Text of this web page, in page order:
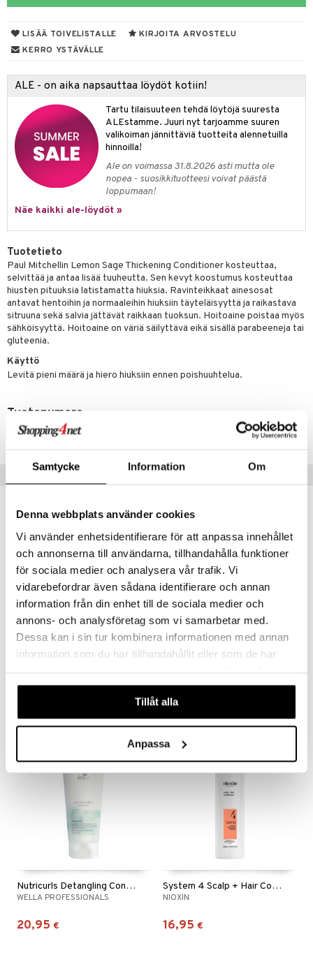
Samtycke Information Om
Denna webbplats använder cookies
Vi använder enhetsidentifierare för att anpassa innehållet
och annonserna till användarna, tillhandahålla funktioner
för sociala medier och analysera vår trafik. Vi
vidarebefordrar även sådana identifierare och annan
information från din enhet till de sociala medier och
annons- och analysföretag som vi samarbetar med.
Dessa kan i sin tur kombinera informationen med annan
information som du har tillhandahållit eller som de har
våra cookies vid fortsatt användande av vår webbplats.
Tillåt alla
Anpassa
LISÄÄ TOIVELISTALLE
KIRJOITA ARVOSTELU
KERRO YSTÄVÄLLE
ALE - on aika napsauttaa löydöt kotiin!
Tartu tilaisuuteen tehdä löytöjä suuresta
ALEstamme. Juuri nyt tarjoamme suuren
valikoiman jännittäviä tuotteita alennetuilla
hinnoilla!
Ale on voimassa 31.8.2026 asti mutta ole
nopea - suosikkituotteesi voivat päästä
loppumaan!
Näe kaikki ale-löydöt »
Tuotetieto
Paul Mitchellin Lemon Sage Thickening Conditioner kosteuttaa,
selvittää ja antaa lisää tuuheutta. Sen kevyt koostumus kosteuttaa
hiusten pituuksia latistamatta hiuksia. Ravinteikkaat ainesosat
antavat hentoihin ja normaaleihin hiuksiin täyteläisyyttä ja raikastava
sitruuna sekä salvia jättävät raikkaan tuoksun. Hoitoaine poistaa myös
sähköisyyttä. Hoitoaine on väriä säilyttävä eikä sisällä parabeeneja tai
gluteenia.
Käyttö
Levitä pieni määrä ja hiero hiuksiin ennen poishuuhtelua.
Tuotenumero
CPM58-P6-300-XX-XX
Suositut tuotteet
INVIGO SUN After Sun Express Conditioner
-25%
INVIGO Nutri Enrich Conditioner - Deep Nourishing
Nutricurls Detangling Conditioner - Waves & Curls
WELLA PROFESSIONALS
20,95 €
System 4 Scalp + Hair Conditioner
NIOXIN
16,95 €
hoito
iho
iho
iho
Päivävoide
hoito
tarvikkeet
/ Kajaali
&
Lapset
Set
tuotteet
hoito
poisto
hoito
& saippuat
tuotteet
& Viikset
shave balm
shave lotion
de cologne
de toilette
poisto
hoito
& saippuat
10
1: Puhdistus
2: Kirkastus
3: Kosteutus
ja Vartalonhoito
ja naamiot
Huulten Hoito
Elixir
Happy
Happy For Men
Miehille
& Soujaus
& vastauksia